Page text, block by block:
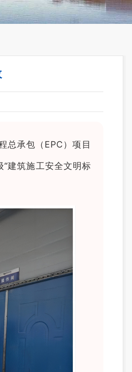
总承包（EPC）项目
“建筑施工安全文明标